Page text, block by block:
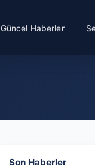
Güncel Haberler
Son Haberler